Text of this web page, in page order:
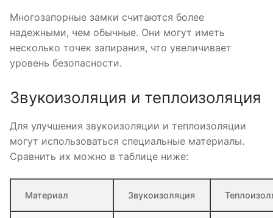
Многозапорные замки считаются более
надежными, чем обычные. Они могут иметь
несколько точек запирания, что увеличивает
уровень безопасности.
Звукоизоляция и теплоизоляция
Для улучшения звукоизоляции и теплоизоляции
могут использоваться специальные материалы.
Сравнить их можно в таблице ниже:
Материал Звукоизоляция